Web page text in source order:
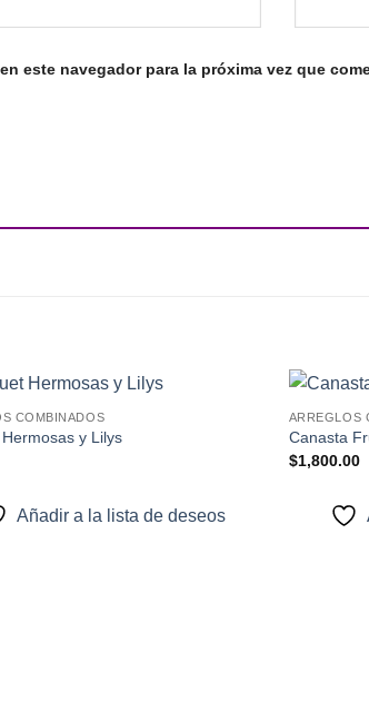
este navegador para la próxima vez que
COMBINADOS
y Lilys
Añadir a la lista de deseos
+
ARREGLOS
Canasta
$1,800.00